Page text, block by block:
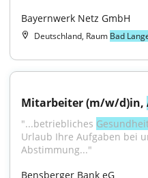
Bayernwerk Netz GmbH
Deutschland, Raum Bad
Mitarbeiter (m/w/d)in,
"...betriebliches
Urlaub Ihre Aufgaben bei
Abstimmung..."
Bensberger Bank eG